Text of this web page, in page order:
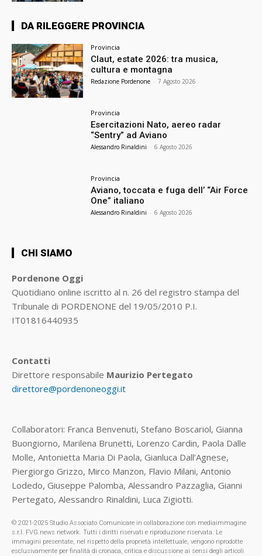
DA RILEGGERE PROVINCIA
Provincia
Claut, estate 2026: tra musica,
cultura e montagna
Redazione Pordenone - 7 Agosto 2026
Provincia
Esercitazioni Nato, aereo radar
“Sentry” ad Aviano
Alessandro Rinaldini - 6 Agosto 2026
Provincia
Aviano, toccata e fuga dell’ “Air Force
One” italiano
Alessandro Rinaldini - 6 Agosto 2026
CHI SIAMO
Pordenone Oggi
Quotidiano online iscritto al n. 26 del registro stampa del
Tribunale di PORDENONE del 19/05/2010 P.I.
IT01816440935
Contatti
Direttore responsabile Maurizio Pertegato
direttore@pordenoneoggi.it
Collaboratori: Franca Benvenuti, Stefano Boscariol, Gianna
Buongiorno, Marilena Brunetti, Lorenzo Cardin, Paola Dalle
Molle, Antonietta Maria Di Paola, Gianluca Dall’Agnese,
Piergiorgo Grizzo, Mirco Manzon, Flavio Milani, Antonio
Lodedo, Giuseppe Palomba, Alessandro Pazzaglia, Gianni
Pertegato, Alessandro Rinaldini, Luca Zigiotti.
© 2021-2025 Studio Associato Comunicare in collaborazione con mediaimmagine
s.r.l. FVG.news network. Tutti i diritti riservati e riproduzione riservata. Le
immagini presentate, nel rispetto della proprietà intellettuale, vengono riprodotte
esclusivamente per finalità di cronaca, critica e discussione ai sensi degli articoli